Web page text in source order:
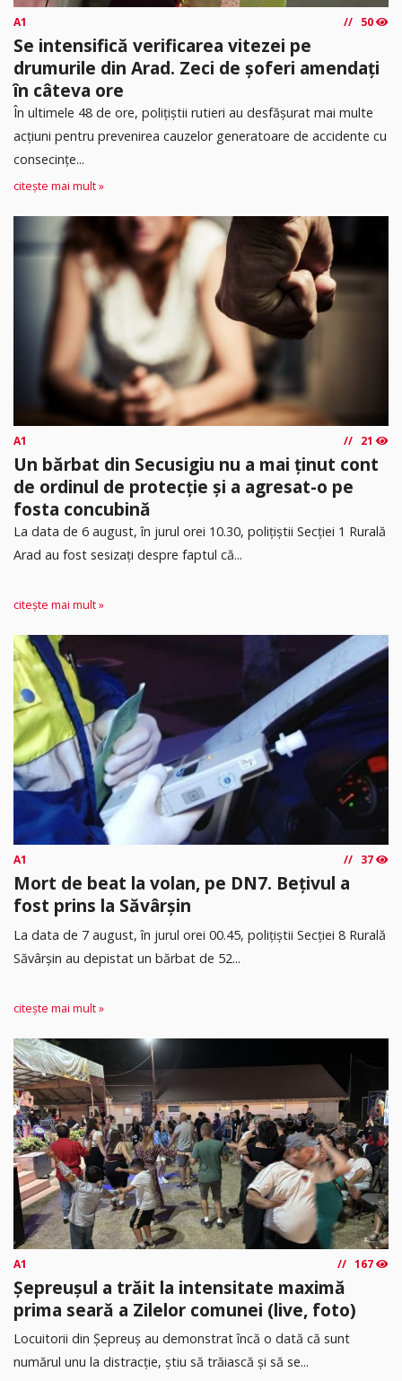
A1 50
Se intensifică verificarea vitezei pe
drumurile din Arad. Zeci de șoferi amendați
în câteva ore
În ultimele 48 de ore, polițiștii rutieri au desfășurat mai multe
acțiuni pentru prevenirea cauzelor generatoare de accidente cu
consecințe...
citește mai mult »
A1 21
Un bărbat din Secusigiu nu a mai ținut cont
de ordinul de protecție și a agresat-o pe
fosta concubină
​La data de 6 august, în jurul orei 10.30, polițiștii Secției 1 Rurală
Arad au fost sesizați despre faptul că...
citește mai mult »
A1 37
Mort de beat la volan, pe DN7. Bețivul a
fost prins la Săvârșin
​La data de 7 august, în jurul orei 00.45, polițiștii Secției 8 Rurală
Săvârșin au depistat un bărbat de 52...
citește mai mult »
A1 167
Șepreușul a trăit la intensitate maximă
prima seară a Zilelor comunei (live, foto)
Locuitorii din Șepreuș au demonstrat încă o dată că sunt
numărul unu la distracție, știu să trăiască și să se...